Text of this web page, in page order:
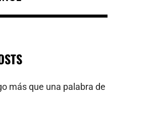
más que una palabra de